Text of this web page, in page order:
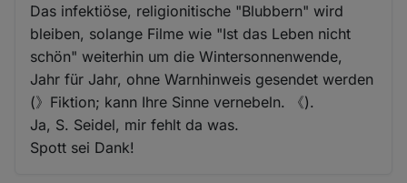
Das infektiöse, religionitische "Blubbern" wird
bleiben, solange Filme wie "Ist das Leben nicht
schön" weiterhin um die Wintersonnenwende,
Jahr für Jahr, ohne Warnhinweis gesendet werden
(》Fiktion; kann Ihre Sinne vernebeln. 《).
Ja, S. Seidel, mir fehlt da was.
Spott sei Dank!